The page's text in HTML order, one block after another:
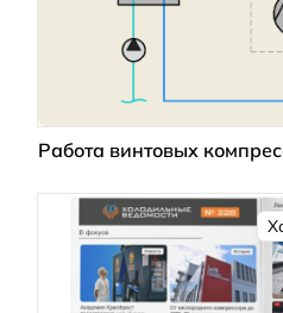
Работа винтовых